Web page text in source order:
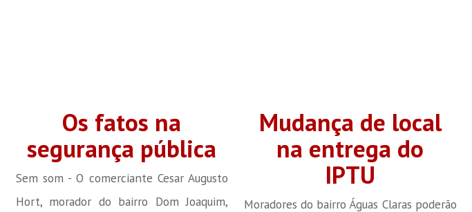
Os fatos na
segurança pública
Sem som - O comerciante Cesar Augusto
Hort, morador do bairro Dom Joaquim,
Mudança de local
na entrega do
IPTU
Moradores do bairro Águas Claras poderão